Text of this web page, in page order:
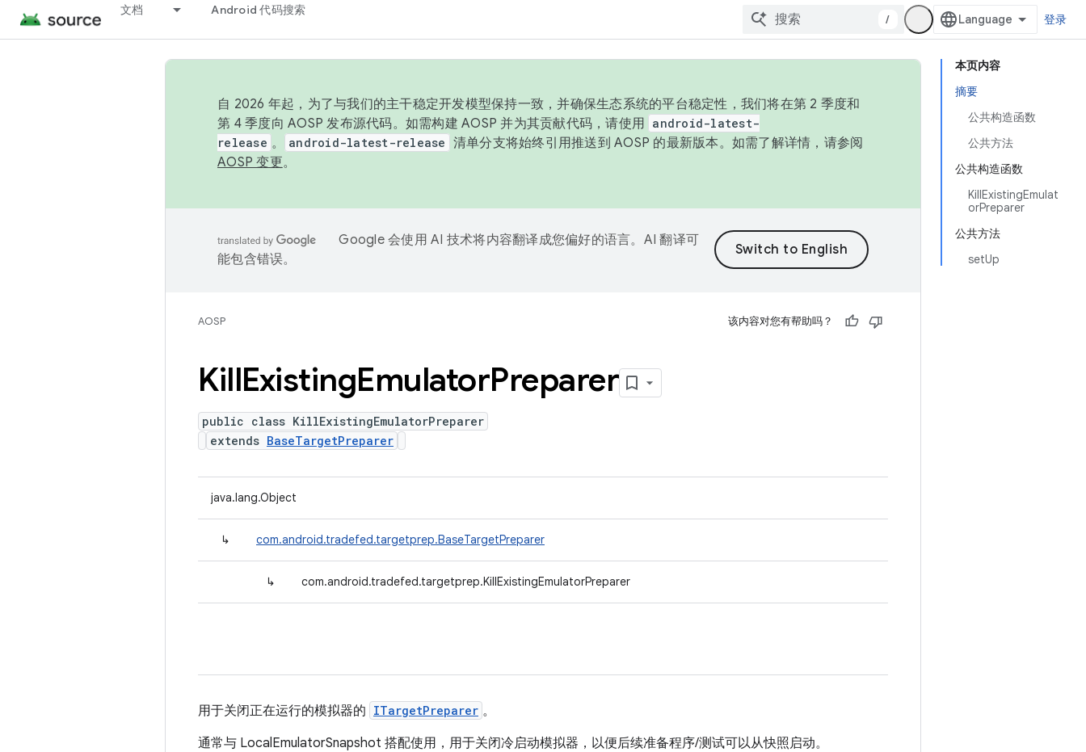
文档 Android 代码搜索
/ 登录
本页内容
摘要
公共构造函数
公共方法
公共构造函数
KillExistingEmulat
orPreparer
公共方法
setUp
自 2026 年起，为了与我们的主干稳定开发模型保持一致，并确保生态系统的平台稳定性，我们将在第 2 季度和
第 4 季度向 AOSP 发布源代码。如需构建 AOSP 并为其贡献代码，请使用 android-latest-
release 。 android-latest-release 清单分支将始终引用推送到 AOSP 的最新版本。如需了解详情，请参阅
AOSP 变更。
Google 会使用 AI 技术将内容翻译成您偏好的语言。AI 翻译可
能包含错误。
AOSP 该内容对您有帮助吗？
KillExistingEmulatorPreparer
public class KillExistingEmulatorPreparer
extends BaseTargetPreparer
java.lang.Object
↳ com.android.tradefed.targetprep.BaseTargetPreparer
↳ com.android.tradefed.targetprep.KillExistingEmulatorPreparer
用于关闭正在运行的模拟器的 ITargetPreparer 。
通常与 LocalEmulatorSnapshot 搭配使用，用于关闭冷启动模拟器，以便后续准备程序/测试可以从快照启动。